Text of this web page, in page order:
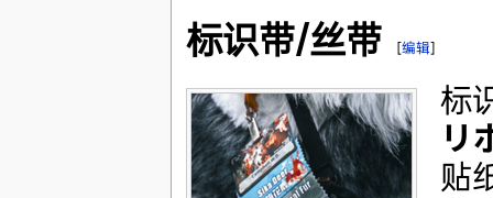
标识带/丝带 [编辑]
标
リ
贴